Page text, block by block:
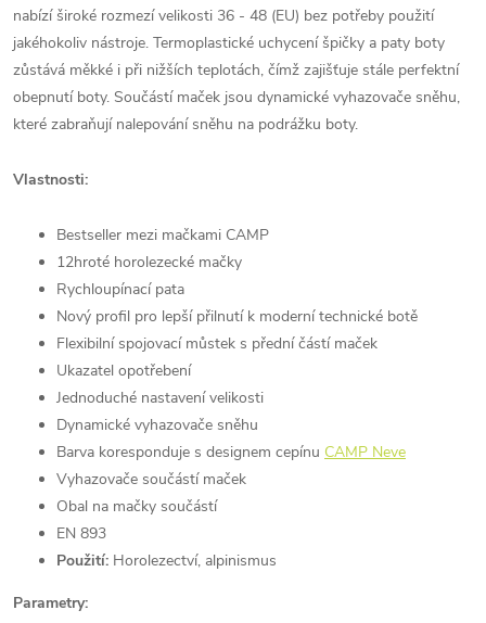
nabízí široké rozmezí velikosti 36 - 48 (EU) bez potřeby použití
jakéhokoliv nástroje. Termoplastické uchycení špičky a paty boty
zůstává měkké i při nižších teplotách, čímž zajišťuje stále perfektní
obepnutí boty. Součástí maček jsou dynamické vyhazovače sněhu,
které zabraňují nalepování sněhu na podrážku boty.
Vlastnosti:
Bestseller mezi mačkami CAMP
12hroté horolezecké mačky
Rychloupínací pata
Nový profil pro lepší přilnutí k moderní technické botě
Flexibilní spojovací můstek s přední částí maček
Ukazatel opotřebení
Jednoduché nastavení velikosti
Dynamické vyhazovače sněhu
Barva koresponduje s designem cepínu CAMP Neve
Vyhazovače součástí maček
Obal na mačky součástí
EN 893
Použití: Horolezectví, alpinismus
Parametry: